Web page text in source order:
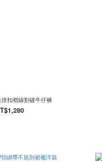
扣褶線割破牛仔褲